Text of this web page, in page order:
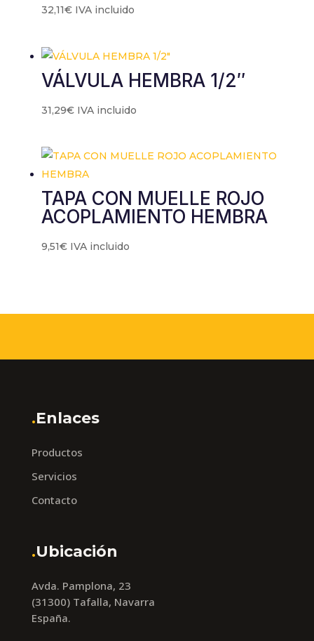
32,11€ IVA incluido
VÁLVULA HEMBRA 1/2″
31,29€ IVA incluido
TAPA CON MUELLE ROJO
ACOPLAMIENTO HEMBRA
9,51€ IVA incluido
.Enlaces
Productos
Servicios
Contacto
.Ubicación
Avda. Pamplona, 23
(31300) Tafalla, Navarra
España.